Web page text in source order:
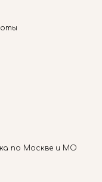
по Москве и МО